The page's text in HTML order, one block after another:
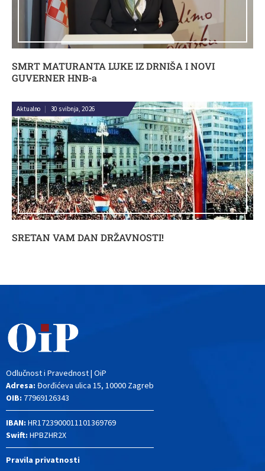
SMRT MATURANTA LUKE IZ DRNIŠA I NOVI
GUVERNER HNB-a
SRETAN VAM DAN DRŽAVNOSTI!
Aktualno | 30 svibnja, 2026
Odlučnost i Pravednost | OiP
Adresa: Đorđićeva ulica 15, 10000 Zagreb
OIB: 77969126343
IBAN: HR1723900011101369769
Swift: HPBZHR2X
Pravila privatnosti